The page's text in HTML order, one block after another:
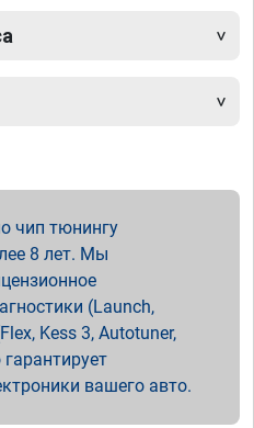
чип тюнингу
8 лет. Мы
(Launch,
Kess 3, Autotuner,
вашего авто.